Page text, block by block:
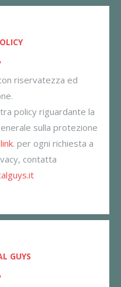
riservatezza ed
policy riguardante la
sulla protezione
. per ogni richiesta a
contatta
GUYS